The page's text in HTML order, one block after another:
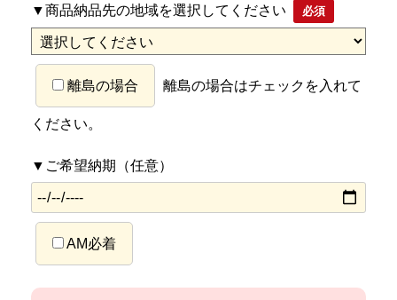
▼商品納品先の地域を選択してください 必須
離島の場合 離島の場合はチェックを入れて
ください。
▼ご希望納期（任意）
AM必着